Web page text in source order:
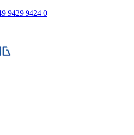
9429 9424 0